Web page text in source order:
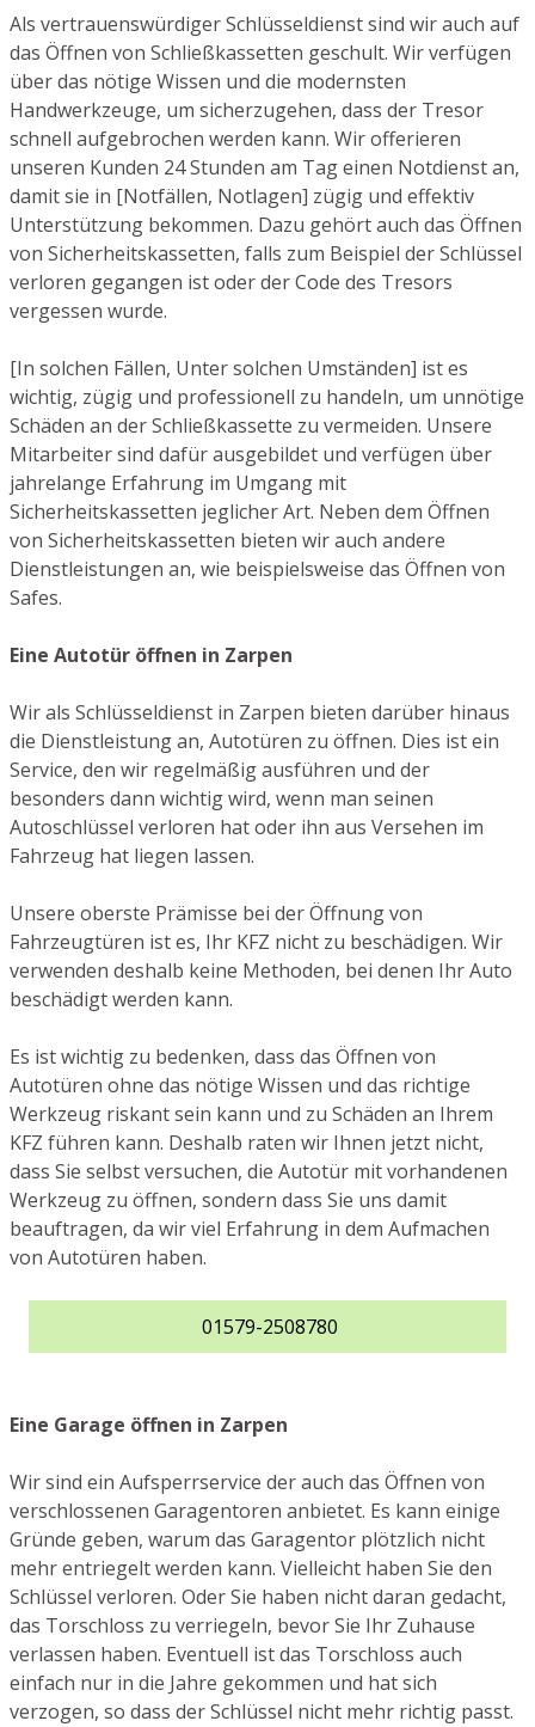
Als vertrauenswürdiger Schlüsseldienst sind wir auch auf
das Öffnen von Schließkassetten geschult. Wir verfügen
über das nötige Wissen und die modernsten
Handwerkzeuge, um sicherzugehen, dass der Tresor
schnell aufgebrochen werden kann. Wir offerieren
unseren Kunden 24 Stunden am Tag einen Notdienst an,
damit sie in [Notfällen, Notlagen] zügig und effektiv
Unterstützung bekommen. Dazu gehört auch das Öffnen
von Sicherheitskassetten, falls zum Beispiel der Schlüssel
verloren gegangen ist oder der Code des Tresors
vergessen wurde.
[In solchen Fällen, Unter solchen Umständen] ist es
wichtig, zügig und professionell zu handeln, um unnötige
Schäden an der Schließkassette zu vermeiden. Unsere
Mitarbeiter sind dafür ausgebildet und verfügen über
jahrelange Erfahrung im Umgang mit
Sicherheitskassetten jeglicher Art. Neben dem Öffnen
von Sicherheitskassetten bieten wir auch andere
Dienstleistungen an, wie beispielsweise das Öffnen von
Safes.
Eine Autotür öffnen in Zarpen
Wir als Schlüsseldienst in Zarpen bieten darüber hinaus
die Dienstleistung an, Autotüren zu öffnen. Dies ist ein
Service, den wir regelmäßig ausführen und der
besonders dann wichtig wird, wenn man seinen
Autoschlüssel verloren hat oder ihn aus Versehen im
Fahrzeug hat liegen lassen.
Unsere oberste Prämisse bei der Öffnung von
Fahrzeugtüren ist es, Ihr KFZ nicht zu beschädigen. Wir
verwenden deshalb keine Methoden, bei denen Ihr Auto
beschädigt werden kann.
Es ist wichtig zu bedenken, dass das Öffnen von
Autotüren ohne das nötige Wissen und das richtige
Werkzeug riskant sein kann und zu Schäden an Ihrem
KFZ führen kann. Deshalb raten wir Ihnen jetzt nicht,
dass Sie selbst versuchen, die Autotür mit vorhandenen
Werkzeug zu öffnen, sondern dass Sie uns damit
beauftragen, da wir viel Erfahrung in dem Aufmachen
von Autotüren haben.
01579-2508780
Eine Garage öffnen in Zarpen
Wir sind ein Aufsperrservice der auch das Öffnen von
verschlossenen Garagentoren anbietet. Es kann einige
Gründe geben, warum das Garagentor plötzlich nicht
mehr entriegelt werden kann. Vielleicht haben Sie den
Schlüssel verloren. Oder Sie haben nicht daran gedacht,
das Torschloss zu verriegeln, bevor Sie Ihr Zuhause
verlassen haben. Eventuell ist das Torschloss auch
einfach nur in die Jahre gekommen und hat sich
verzogen, so dass der Schlüssel nicht mehr richtig passt.